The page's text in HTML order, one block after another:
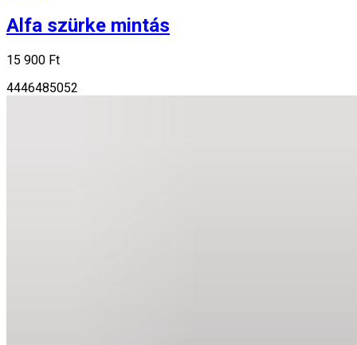
Alfa szürke mintás
15 900 Ft
4446485052